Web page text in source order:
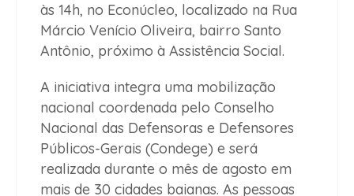
às 14h, no Econúcleo, localizado na Rua
Márcio Venício Oliveira, bairro Santo
Antônio, próximo à Assistência Social.
A iniciativa integra uma mobilização
nacional coordenada pelo Conselho
Nacional das Defensoras e Defensores
Públicos-Gerais (Condege) e será
realizada durante o mês de agosto em
mais de 30 cidades baianas. As pessoas